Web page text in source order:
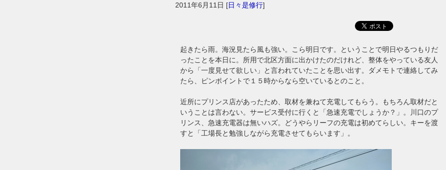
2011年6月11日 [日々是修行]
起きたら雨。海況見たら風も強い。こら明日です。ということで明日やるつもりだ
ったことを本日に。所用で北区方面に出かけたのだけれど、整体をやっている友人
から「一度見せて欲しい」と言われていたことを思い出す。ダメモトで連絡してみ
たら、ピンポイントで１５時からなら空いているとのこと。
近所にプリンス店があったため、取材を兼ねて充電してもらう。もちろん取材だと
いうことは言わない。サービス受付に行くと「急速充電でしょうか？」。川口のプ
リンス、急速充電器は無いハズ。どうやらリーフの充電は初めてらしい。キーを渡
すと「工場長と勉強しながら充電させてもらいます」。